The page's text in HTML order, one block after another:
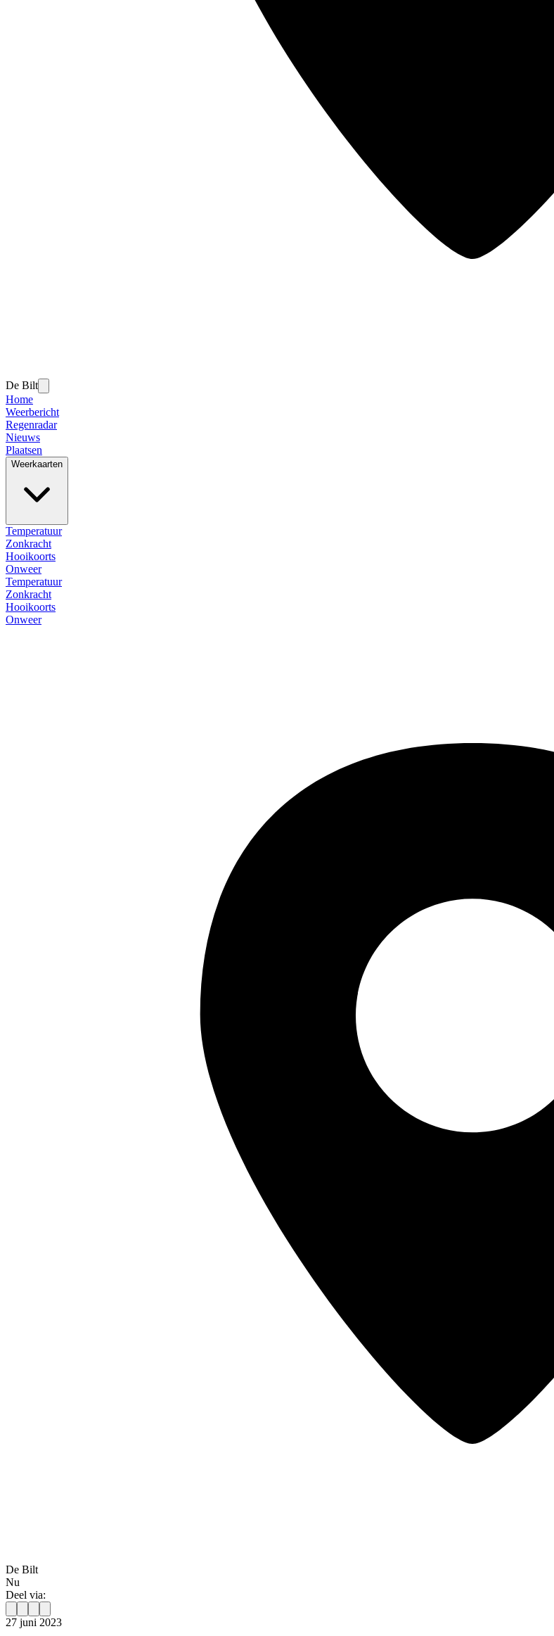
De Bilt
Home
Weerbericht
Regenradar
Nieuws
Plaatsen
Weerkaarten
Temperatuur
Zonkracht
Hooikoorts
Onweer
Temperatuur
Zonkracht
Hooikoorts
Onweer
De Bilt
Nu
Deel via:
27 juni 2023